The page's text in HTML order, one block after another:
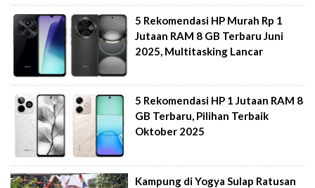
5 Rekomendasi HP Murah Rp 1
Jutaan RAM 8 GB Terbaru Juni
2025, Multitasking Lancar
5 Rekomendasi HP 1 Jutaan RAM 8
GB Terbaru, Pilihan Terbaik
Oktober 2025
Kampung di Yogya Sulap Ratusan